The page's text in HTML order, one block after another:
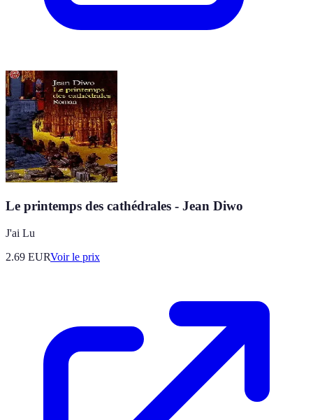
Le printemps des cathédrales - Jean Diwo
J'ai Lu
2.69 EURVoir le prix